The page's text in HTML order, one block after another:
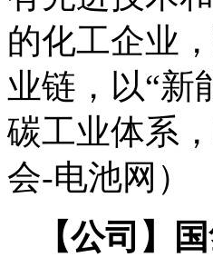
的化工企业
业链，以“新
碳工业体系
会-电池网）
【公司】